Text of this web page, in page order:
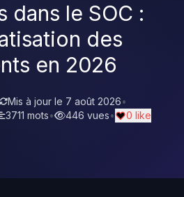
dans le SOC :
des
en 2026
Mis à jour le 7 août 2026•
3711 mots• 446 vues• 0 like